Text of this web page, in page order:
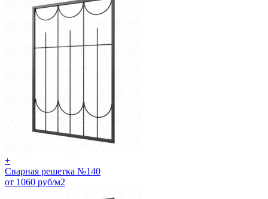
+
Сварная решетка №140
от 1060 руб/м2